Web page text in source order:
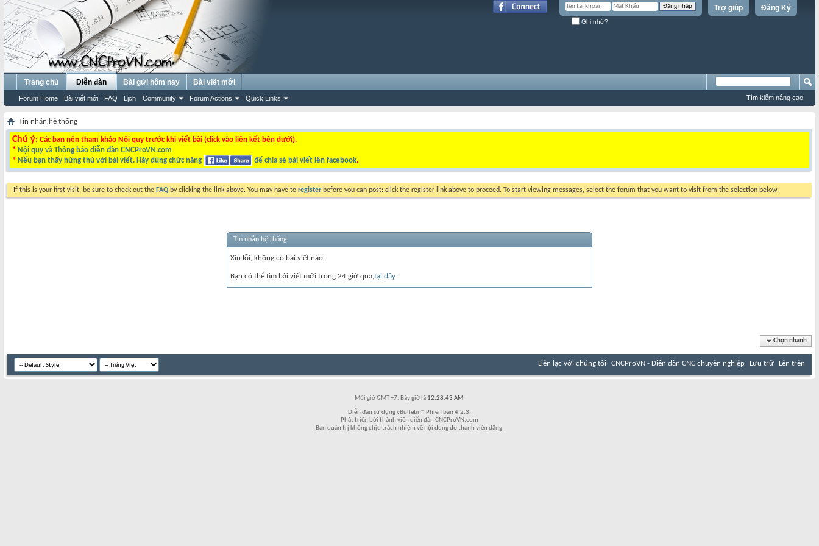
Đăng Ký
Trợ giúp
Ghi nhớ?
Trang chủ Diễn đàn
Forum Home Bài viết mới FAQ Lịch Community Forum Actions Quick Links
Bài gửi hôm nay Bài viết mới
Tìm kiếm nâng cao
Tin nhắn hệ thống
Chú ý: Các bạn nên tham khảo Nội quy trước khi viết bài (click vào liên kết bên dưới).
* Nội quy và Thông báo diễn đàn CNCProVN.com
* Nếu bạn thấy hứng thú với bài viết. Hãy dùng chức năng để chia sẻ bài viết lên facebook.
If this is your first visit, be sure to check out the FAQ by clicking the link above. You may have to register before you can post: click the register link above to proceed. To start viewing messages, select the forum that you want to visit from the selection below.
Tin nhắn hệ thống
Xin lỗi, không có bài viết nào.
Bạn có thể tìm bài viết mới trong 24 giờ qua,tại đây
Chọn nhanh
Liên lạc với chúng tôi CNCProVN - Diễn đàn CNC chuyên nghiệp Lưu trữ Lên trên
Múi giờ GMT +7. Bây giờ là 12:28:43 AM.
Diễn đàn sử dụng vBulletin® Phiên bản 4.2.3.
Phát triển bởi thành viên diễn đàn CNCProVN.com
Ban quản trị không chịu trách nhiệm về nội dung do thành viên đăng.